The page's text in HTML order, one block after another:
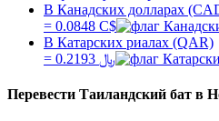
В Канадских долларах
= 0.0848 C$
В Катарских риалах (QAR)
= 0.2193 ﷼
Перевести Таиландский бат в